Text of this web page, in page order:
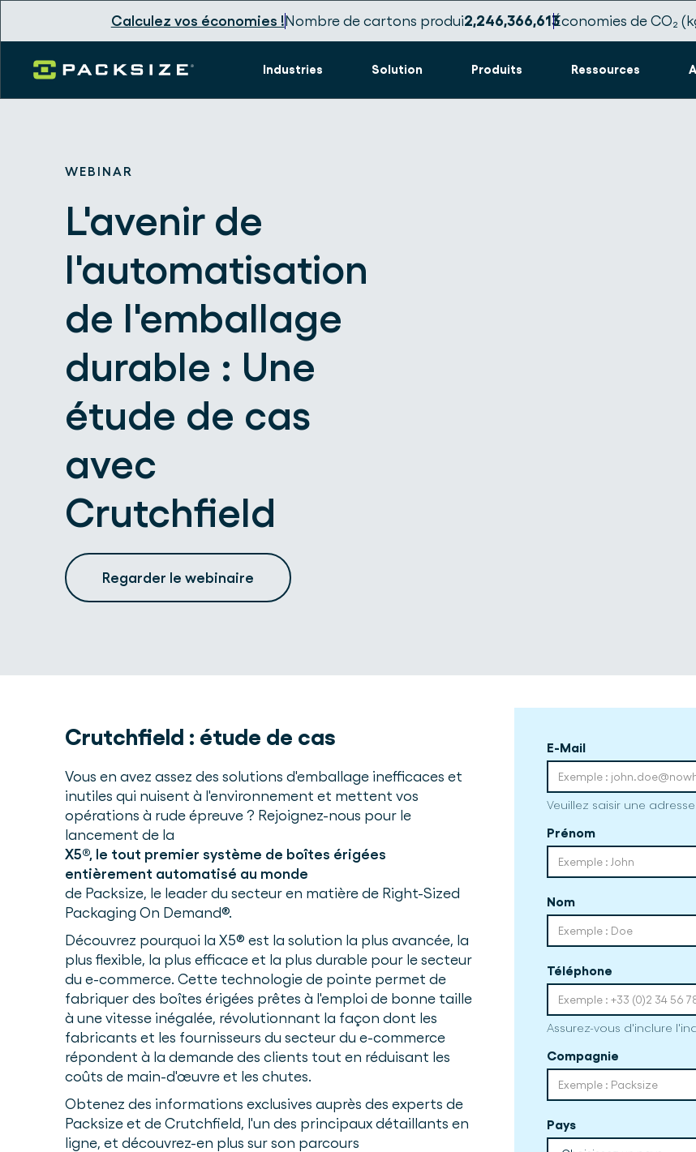
Calculez vos économies !Nombre de cartons produi2,246,366,617Économies de CO₂
Industries Solution Produits Ressources
WEBINAR
L'avenir de
l'automatisation
de l'emballage
durable : Une
étude de cas
avec
Crutchfield
Regarder le webinaire
Crutchfield : étude de cas
Vous en avez assez des solutions d'emballage inefficaces et
inutiles qui nuisent à l'environnement et mettent vos
opérations à rude épreuve ? Rejoignez-nous pour le
lancement de la
X5®, le tout premier système de boîtes érigées
entièrement automatisé au monde
de Packsize, le leader du secteur en matière de Right-Sized
Packaging On Demand®.
Découvrez pourquoi la X5® est la solution la plus avancée, la
plus flexible, la plus efficace et la plus durable pour le secteur
du e-commerce. Cette technologie de pointe permet de
fabriquer des boîtes érigées prêtes à l'emploi de bonne taille
à une vitesse inégalée, révolutionnant la façon dont les
fabricants et les fournisseurs du secteur du e-commerce
répondent à la demande des clients tout en réduisant les
coûts de main-d'œuvre et les chutes.
Obtenez des informations exclusives auprès des experts de
Packsize et de Crutchfield, l'un des principaux détaillants en
ligne, et découvrez-en plus sur son parcours
E-Mail
Veuillez saisir une
Prénom
Nom
Téléphone
Assurez-vous d'inclure
Compagnie
Pays